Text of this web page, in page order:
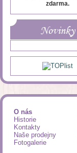
zdarma.
Novinky
O nás
Historie
Kontakty
Naše prodejny
Fotogalerie